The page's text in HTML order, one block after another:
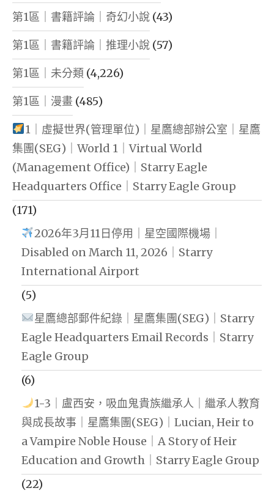
第1區｜書籍評論｜奇幻小說 (43)
第1區｜書籍評論｜推理小說 (57)
第1區｜未分類 (4,226)
第1區｜漫畫 (485)
1｜虛擬世界(管理單位)｜星鷹總部辦公室｜星鷹
集團(SEG)｜World 1｜Virtual World
(Management Office)｜Starry Eagle
Headquarters Office｜Starry Eagle Group
(171)
2026年3月11日停用｜星空國際機場｜
Disabled on March 11, 2026｜Starry
International Airport
(5)
星鷹總部郵件紀錄｜星鷹集團(SEG)｜Starry
Eagle Headquarters Email Records｜Starry
Eagle Group
(6)
1-3｜盧西安，吸血鬼貴族繼承人｜繼承人教育
與成長故事｜星鷹集團(SEG)｜Lucian, Heir to
a Vampire Noble House｜A Story of Heir
Education and Growth｜Starry Eagle Group
(22)